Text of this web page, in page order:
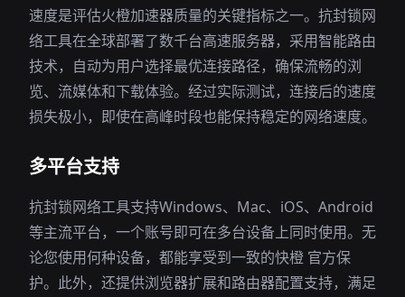
速度是评估火橙加速器质量的关键指标之一。抗封锁网
络工具在全球部署了数千台高速服务器，采用智能路由
技术，自动为用户选择最优连接路径，确保流畅的浏
览、流媒体和下载体验。经过实际测试，连接后的速度
损失极小，即使在高峰时段也能保持稳定的网络速度。
多平台支持
抗封锁网络工具支持Windows、Mac、iOS、Android
等主流平台，一个账号即可在多台设备上同时使用。无
论您使用何种设备，都能享受到一致的快橙 官方保
护。此外，还提供浏览器扩展和路由器配置支持，满足